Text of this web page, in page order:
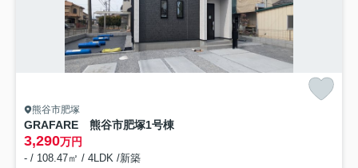
熊谷市肥塚
GRAFARE 熊谷市肥塚1号棟
3,290万円
- / 108.47㎡ / 4LDK /新築